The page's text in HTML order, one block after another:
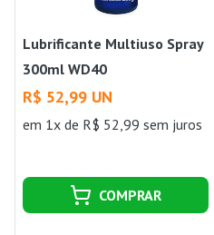
Lubrificante Multiuso Spray
300ml WD40
R$ 52,99 UN
em 1x de R$ 52,99 sem juros
COMPRAR